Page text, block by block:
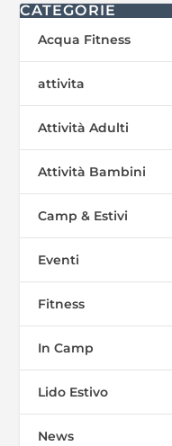
CATEGORIE
Acqua Fitness
attivita
Attività Adulti
Attività Bambini
Camp & Estivi
Eventi
Fitness
In Camp
Lido Estivo
News